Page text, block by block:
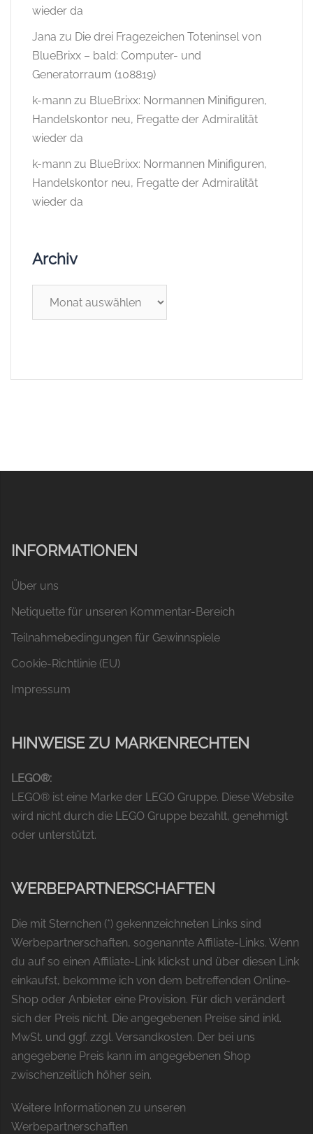
wieder da
Jana zu Die drei Fragezeichen Toteninsel von
BlueBrixx – bald: Computer- und
Generatorraum (108819)
k-mann zu BlueBrixx: Normannen Minifiguren,
Handelskontor neu, Fregatte der Admiralität
wieder da
k-mann zu BlueBrixx: Normannen Minifiguren,
Handelskontor neu, Fregatte der Admiralität
wieder da
Archiv
INFORMATIONEN
Über uns
Netiquette für unseren Kommentar-Bereich
Teilnahmebedingungen für Gewinnspiele
Cookie-Richtlinie (EU)
Impressum
HINWEISE ZU MARKENRECHTEN
LEGO®:
LEGO® ist eine Marke der LEGO Gruppe. Diese Website
wird nicht durch die LEGO Gruppe bezahlt, genehmigt
oder unterstützt.
WERBEPARTNERSCHAFTEN
Die mit Sternchen (*) gekennzeichneten Links sind
Werbepartnerschaften, sogenannte Affiliate-Links. Wenn
du auf so einen Affiliate-Link klickst und über diesen Link
einkaufst, bekomme ich von dem betreffenden Online-
Shop oder Anbieter eine Provision. Für dich verändert
sich der Preis nicht. Die angegebenen Preise sind inkl.
MwSt. und ggf. zzgl. Versandkosten. Der bei uns
angegebene Preis kann im angegebenen Shop
zwischenzeitlich höher sein.
Weitere Informationen zu unseren
Werbepartnerschaften